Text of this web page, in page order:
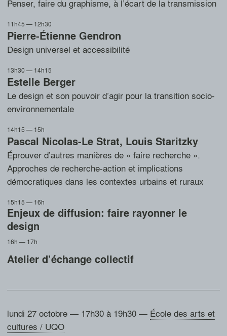
Penser, faire du graphisme, à l’écart de la transmission
11h45 — 12h30
Pierre-Étienne Gendron
Design universel et accessibilité
13h30 — 14h15
Estelle Berger
Le design et son pouvoir d’agir pour la transition socio-
environnementale
14h15 — 15h
Pascal Nicolas-Le Strat, Louis Staritzky
Éprouver d’autres manières de « faire recherche ».
Approches de recherche-action et implications
démocratiques dans les contextes urbains et ruraux
15h15 — 16h
Enjeux de diffusion: faire rayonner le
design
16h — 17h
Atelier d’échange collectif
lundi 27 octobre — 17h30 à 19h30 — École des arts et
cultures / UQO